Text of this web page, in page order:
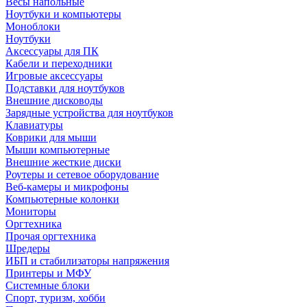
Ноутбуки и компьютеры
Моноблоки
Ноутбуки
Аксессуары для ПК
Кабели и переходники
Игровые аксессуары
Подставки для ноутбуков
Внешние дисководы
Зарядные устройства для ноутбуков
Клавиатуры
Коврики для мыши
Мыши компьютерные
Внешние жесткие диски
Роутеры и сетевое оборудование
Веб-камеры и микрофоны
Компьютерные колонки
Мониторы
Оргтехника
Прочая оргтехника
Шредеры
ИБП и стабилизаторы напряжения
Принтеры и МФУ
Системные блоки
Спорт, туризм, хобби